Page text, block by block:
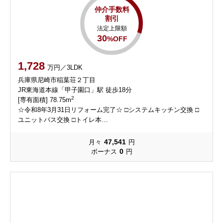
仲介手数料
割引
法定上限額
30%OFF
1,728 万円／3LDK
兵庫県尼崎市稲葉荘２丁目
JR東海道本線「甲子園口」駅 徒歩18分
[専有面積] 78.75m2
☆令和8年3月31日リフォーム完了☆ □システムキッチン交換 □
ユニットバス交換 □トイレ本…
月々 47,541 円
ボーナス 0 円